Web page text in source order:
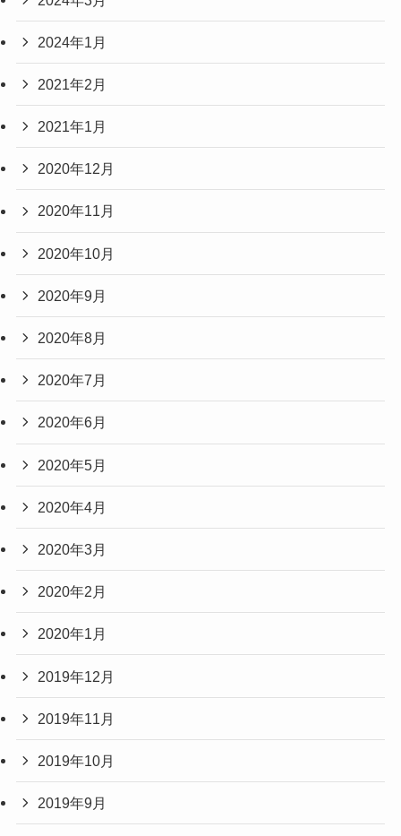
2024年1月
2021年2月
2021年1月
2020年12月
2020年11月
2020年10月
2020年9月
2020年8月
2020年7月
2020年6月
2020年5月
2020年4月
2020年3月
2020年2月
2020年1月
2019年12月
2019年11月
2019年10月
2019年9月